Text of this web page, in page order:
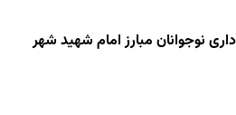
نوجوانان مبارز امام شهید شهر